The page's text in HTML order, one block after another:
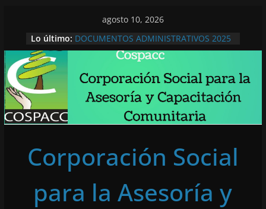
agosto 10, 2026
Lo último: DOCUMENTOS ADMINISTRATIVOS 2025
Documentos Administrativos 2026
Lengupá, se encuentra para ¡No olvidar!
COMUNICADO A LA OPINIÓN PÚBLICA
DENUNCIA PUBLICA
Corporación Social
para la Asesoría y